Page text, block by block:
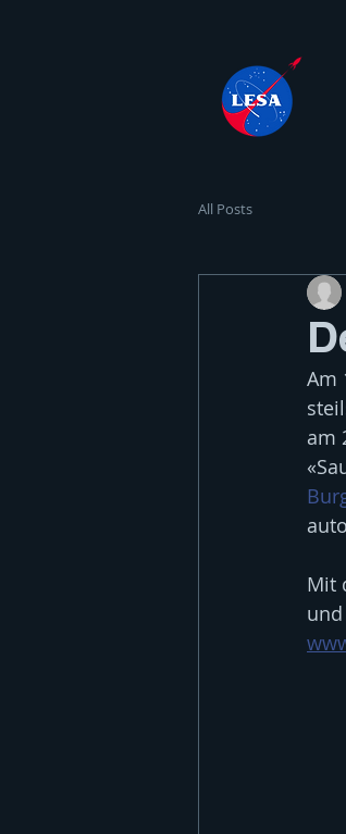
All Posts
Am
am
Mit